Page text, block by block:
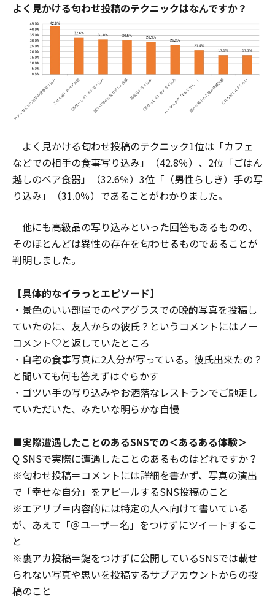
よく見かける匂わせ投稿のテクニックはなんですか？
よく見かける匂わせ投稿のテクニック1位は「カフェ
などでの相手の食事写り込み」（42.8％）、2位「ごはん
越しのペア食器」（32.6％）3位「（男性らしき）手の写
り込み」（31.0％）であることがわかりました。
他にも高級品の写り込みといった回答もあるものの、
そのほとんどは異性の存在を匂わせるものであることが
判明しました。
【具体的なイラっとエピソード】
・景色のいい部屋でのペアグラスでの晩酌写真を投稿し
ていたのに、友人からの彼氏？というコメントにはノー
コメント♡と返していたところ
・自宅の食事写真に2人分が写っている。彼氏出来たの？
と聞いても何も答えずはぐらかす
・ゴツい手の写り込みやお洒落なレストランでご馳走し
ていただいた、みたいな明らかな自慢
■実際遭遇したことのあるSNSでの＜あるある体験＞
Q SNSで実際に遭遇したことのあるものはどれですか？
※匂わせ投稿＝コメントには詳細を書かず、写真の演出
で「幸せな自分」をアピールするSNS投稿のこと
※エアリプ＝内容的には特定の人へ向けて書いている
が、あえて「＠ユーザー名」をつけずにツイートするこ
と
※裏アカ投稿＝鍵をつけずに公開しているSNSでは載せ
られない写真や思いを投稿するサブアカウントからの投
稿のこと